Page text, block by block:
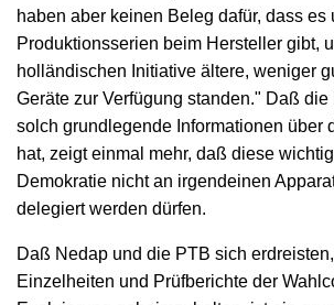
haben aber keinen Beleg dafür, dass
Produktionsserien beim Hersteller gibt,
holländischen Initiative ältere, weniger
Geräte zur Verfügung standen." Daß die
solch grundlegende Informationen über
hat, zeigt einmal mehr, daß diese
Demokratie nicht an irgendeinen
delegiert werden dürfen.
Daß Nedap und die PTB sich
Einzelheiten und Prüfberichte der